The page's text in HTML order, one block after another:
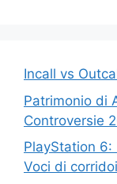
Incall vs
Patrimonio di
Controversie
PlayStation 6:
Voci di